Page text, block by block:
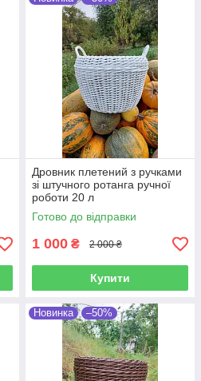
Дровник плетений з ручками
зі штучного ротанга ручної
роботи 20 л
Готово до відправки
1 000 ₴ 2 000 ₴
Купити
Новинка –50%